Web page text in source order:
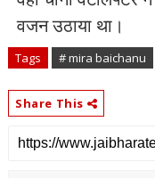
वजन उठाया था।
Tags # mira baichanu
Share This